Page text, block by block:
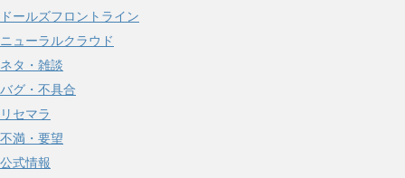
ドールズフロントライン
ニューラルクラウド
ネタ・雑談
バグ・不具合
リセマラ
不満・要望
公式情報